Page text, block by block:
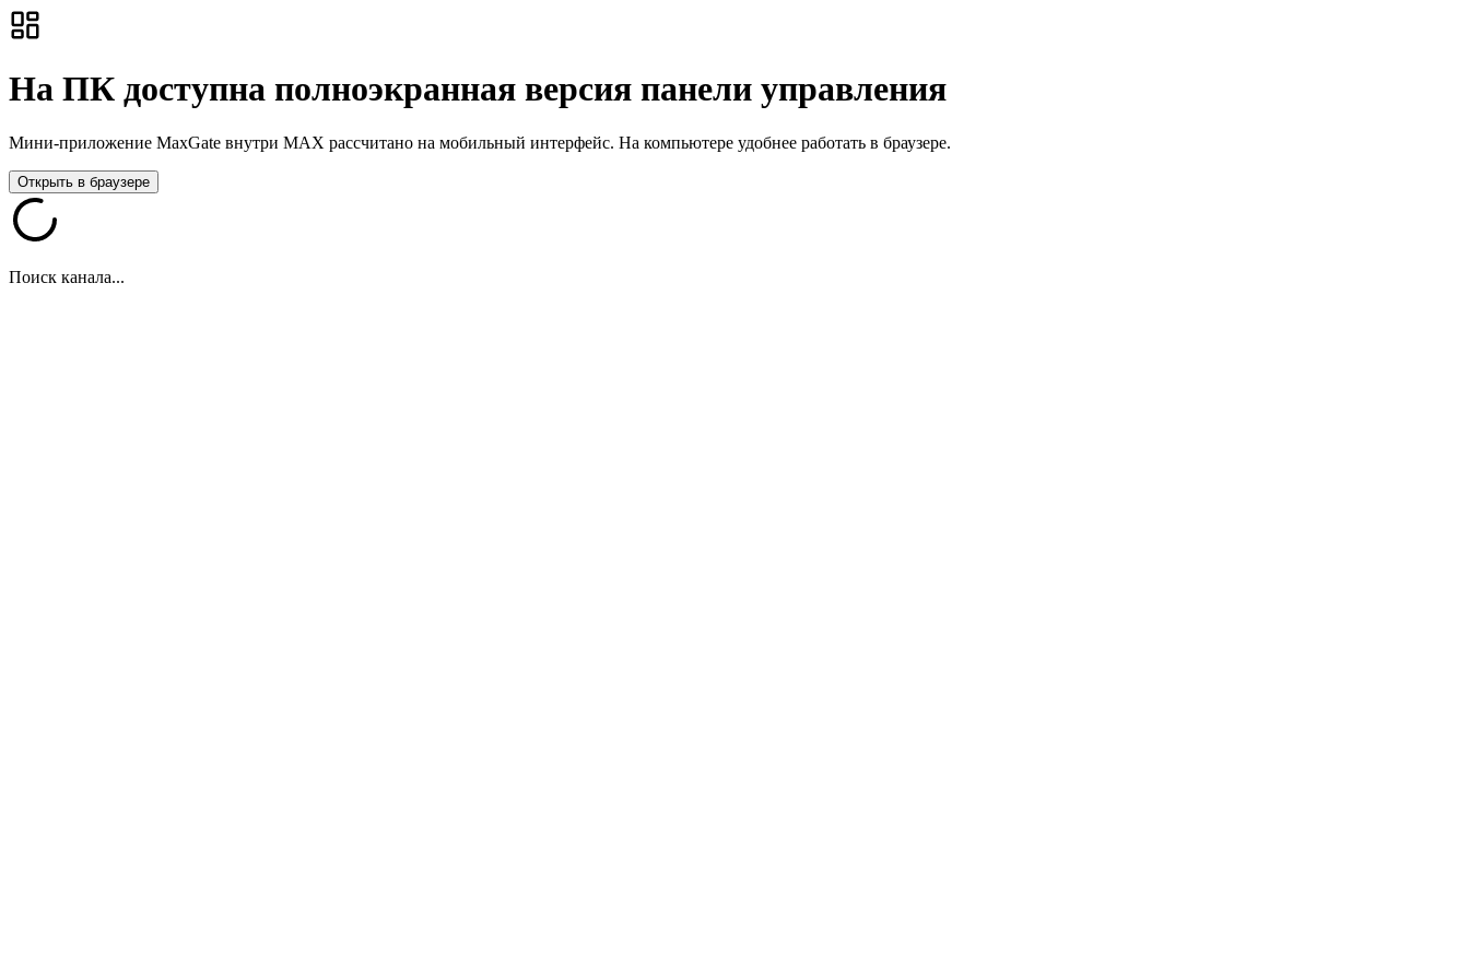
На ПК доступна полноэкранная версия панели управления
Мини-приложение MaxGate внутри MAX рассчитано на мобильный интерфейс. На компьютере удобнее работать в браузере.
Открыть в браузере
Поиск канала...